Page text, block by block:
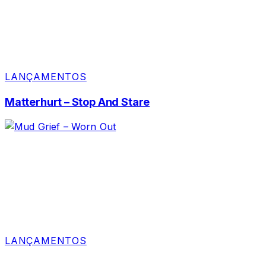
LANÇAMENTOS
Matterhurt – Stop And Stare
LANÇAMENTOS